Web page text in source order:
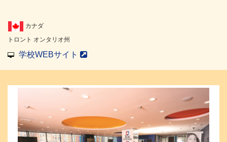
カナダ
トロント オンタリオ州
学校WEBサイト